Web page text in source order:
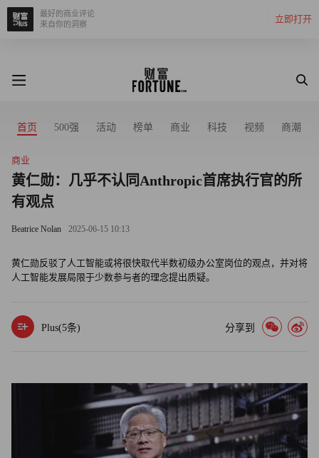
立即打开
最好的商业评论
来自你的洞察
首页 500强 活动 榜单 商业 科技 视频 商潮
商业
黄仁勋：几乎不认同Anthropic首席执行官的所
有观点
Beatrice Nolan 2025-06-15 10:13
黄仁勋反驳了人工智能或将很快取代半数初级办公室岗位的观点，并对将
人工智能发展局限于少数参与者的理念提出质疑。
Plus(5条) 分享到